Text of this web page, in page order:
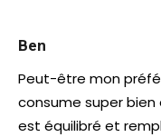
Ben
Peut-être mon
consume super bien
est équilibré et